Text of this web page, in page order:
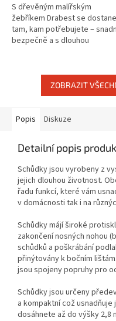
S dřevěným malířským
žebříkem Drabest se
tam, kam potřebujete –
bezpečně a s dlouhou
dřeva, nosnost 150...
ZOBRAZIT
Popis Diskuze
Detailní popis
Schůdky jsou vyrobeny z
jejich dlouhou životnost.
řadu funkcí, které vám
v domácnosti tak i na
Schůdky májí široké
zakončení nosných nohou
schůdků a poškrábání
přinýtovány k bočním
jsou spojeny popruhy pro
Schůdky jsou určeny
a kompaktní což usnadňuje
dosáhnete až do výšky 2,8